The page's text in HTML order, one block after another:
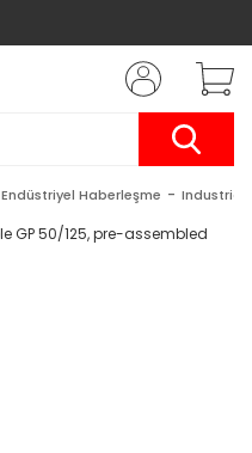
Endüstriyel Haberleşme Industrial